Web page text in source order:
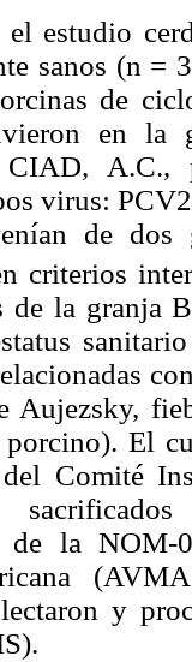
el estudio
sanos (n =
de
en la
A.C.,
virus:
de
criterios
la granja
Aujezsky,
El
Comité
de la
y